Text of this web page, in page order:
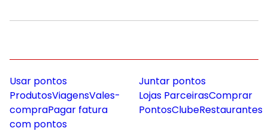
Usar pontos
ProdutosViagensVales-
compraPagar fatura
com pontos
Juntar pontos
Lojas ParceirasComprar
PontosClubeRestaurantes